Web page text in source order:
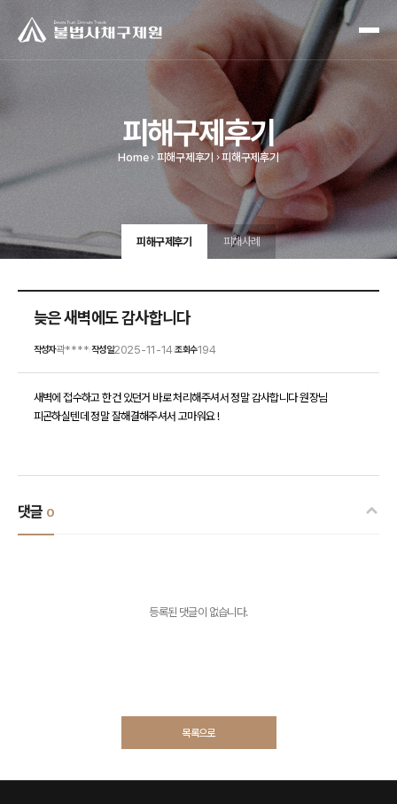
피해구제후기
Home 피해구제후기 피해구제후기
피해구제후기 피해사례
늦은 새벽에도 감사합니다
작성자곽**** 작성일2025-11-14 |조회수194
새벽에 접수하고 한건 있던거 바로 처리해주셔서 정말 감사합니다 원장님
피곤하실텐데 정말 잘해결해주셔서 고마워요 !
댓글 0
등록된 댓글이 없습니다.
목록으로